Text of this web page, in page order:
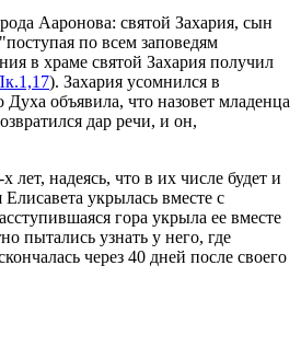
Ааронова: святой Захария, сын
по всем заповедям
в храме святой Захария получил
). Захария усомнился в
объявила, что назовет младенца
дар речи, и он,
надеясь, что в их числе будет и
укрылась вместе с
гора укрыла ее вместе
пытались узнать у него, где
через 40 дней после своего